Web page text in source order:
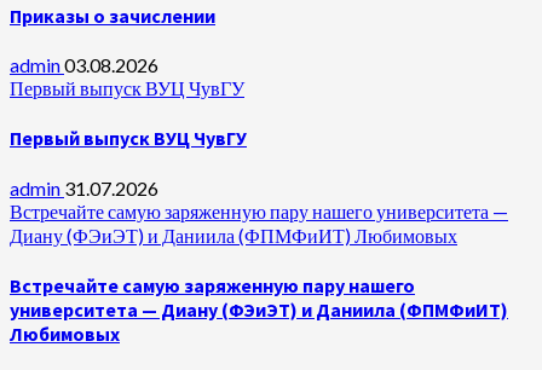
Приказы о зачислении
admin03.08.2026
Первый выпуск ВУЦ ЧувГУ
Первый выпуск ВУЦ ЧувГУ
admin 31.07.2026
Встречайте самую заряженную пару нашего университета —
Диану (ФЭиЭТ) и Даниила (ФПМФиИТ) Любимовых
Встречайте самую заряженную пару нашего
университета — Диану (ФЭиЭТ) и Даниила (ФПМФиИТ)
Любимовых